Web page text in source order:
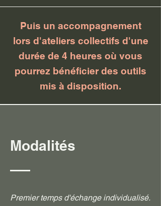
Puis un accompagnement
lors d'ateliers collectifs d'une
durée de 4 heures où vous
pourrez bénéficier des outils
mis à disposition.
Modalités
Premier temps d'échange individualisé.